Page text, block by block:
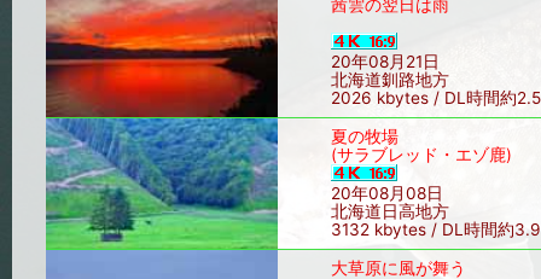
茜雲の翌日は雨
20年08月21日
北海道釧路地方
2026 kbytes / DL時間約
夏の牧場
(サラブレッド・エゾ鹿)
20年08月08日
北海道日高地方
3132 kbytes / DL時間約
大草原に風が舞う